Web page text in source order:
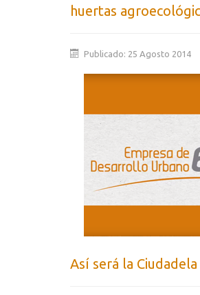
huertas
Publicado: 25 Agosto 2014
Así será la